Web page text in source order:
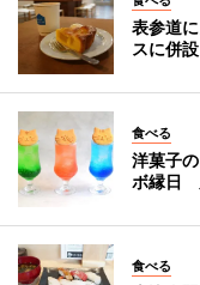
表参道
スに併設
食べる
洋菓子
ボ縁日
食べる